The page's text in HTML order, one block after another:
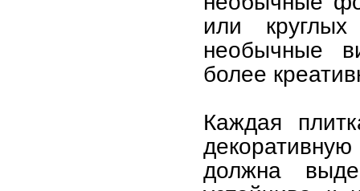
или
необычные
более
Каждая
должна